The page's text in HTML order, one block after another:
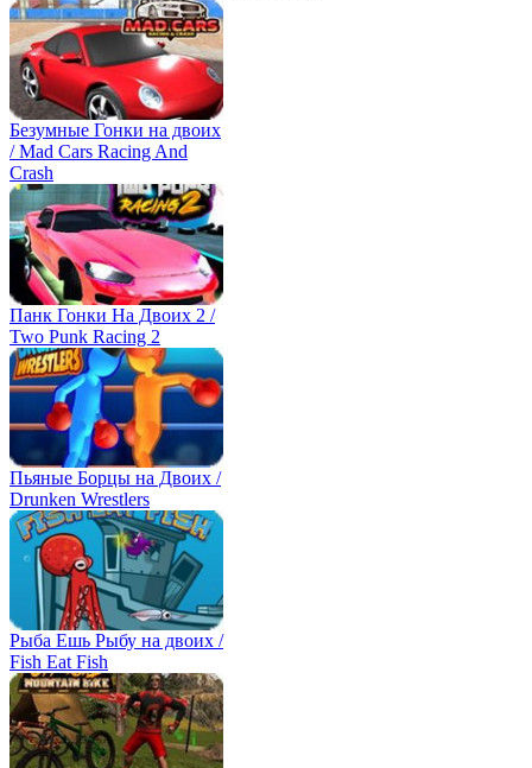
Безумные Гонки на двоих
/ Mad Cars Racing And
Crash
Панк Гонки На Двоих 2 /
Two Punk Racing 2
Пьяные Борцы на Двоих /
Drunken Wrestlers
Рыба Ешь Рыбу на двоих /
Fish Eat Fish